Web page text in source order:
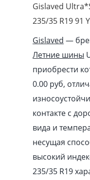
Gislaved
235/35 R19 91
Gislaved —
Летние шины
приобрести
0.00 pуб,
контакте с
вида и
несущая
высокий
235/35 R19